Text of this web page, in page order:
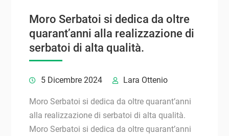
Moro Serbatoi si dedica da oltre
quarant’anni alla realizzazione di
serbatoi di alta qualità.
5 Dicembre 2024 Lara Ottenio
Moro Serbatoi si dedica da oltre quarant’anni
alla realizzazione di serbatoi di alta qualità.
Moro Serbatoi si dedica da oltre quarant’anni